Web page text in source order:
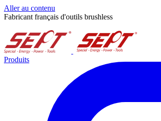
Aller au contenu
Fabricant français d'outils brushless
Produits